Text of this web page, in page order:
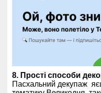
8. Прості способи
Пасхальний декупаж